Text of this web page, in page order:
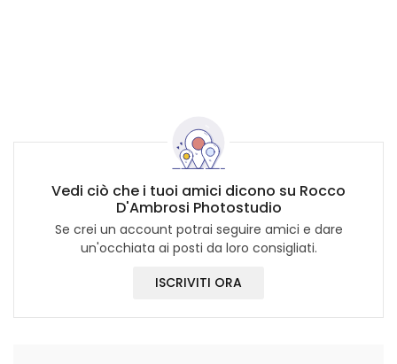
Vedi ciò che i tuoi amici dicono su Rocco
D'Ambrosi Photostudio
Se crei un account potrai seguire amici e dare
un'occhiata ai posti da loro consigliati.
ISCRIVITI ORA